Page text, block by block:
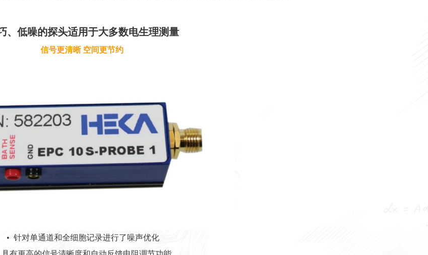
、低噪的探头适用于大多数电生理测量
信号更清晰 空间更节约
• 针对单通道和全细胞记录进行了噪声优化